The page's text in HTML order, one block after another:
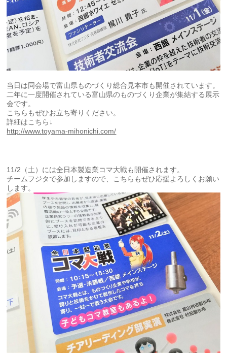
当日は同会場で富山県ものづくり総合見本市も開催されています。
二年に一度開催されている富山県のものづくり企業が集結する展示
会です。
こちらもぜひお立ち寄りください。
詳細はこちら↓
http://www.toyama-mihonichi.com/
11/2（土）には全日本製造業コマ大戦も開催されます。
チームフジタで参加しますので、こちらもぜひ応援よろしくお願い
します。